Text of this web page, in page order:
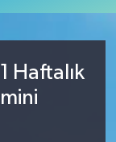
Haftalık